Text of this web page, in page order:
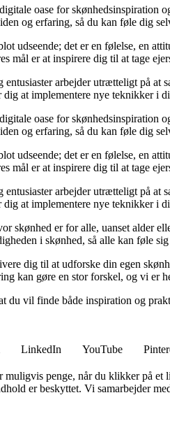
oase for
og erfaring, så du kan føle dig
udseende; det er en følelse, en
mål er at inspirere dig til at tage
entusiaster arbejder utrætteligt på
at implementere nye teknikker
oase for
og erfaring, så du kan føle dig
udseende; det er en følelse, en
mål er at inspirere dig til at tage
entusiaster arbejder utrætteligt på
at implementere nye teknikker
skønhed er for alle, uanset alder
i skønhed, så alle kan føle
dig til at udforske din egen
kan gøre en stor forskel, og vi er
du vil finde både inspiration og
LinkedIn YouTube
penge, når du klikker på et
er beskyttet. Vi samarbejder